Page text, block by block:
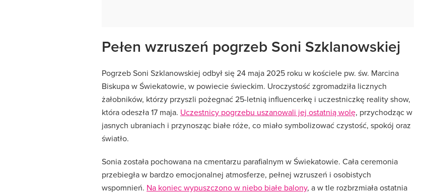
Pełen wzruszeń pogrzeb Soni Szklanowskiej
Pogrzeb Soni Szklanowskiej odbył się 24 maja 2025 roku w kościele pw. św. Marcina
Biskupa w Świekatowie, w powiecie świeckim. Uroczystość zgromadziła licznych
żałobników, którzy przyszli pożegnać 25-letnią influencerkę i uczestniczkę reality show,
która odeszła 17 maja. Uczestnicy pogrzebu uszanowali jej ostatnią wolę, przychodząc w
jasnych ubraniach i przynosząc białe róże, co miało symbolizować czystość, spokój oraz
światło.
Sonia została pochowana na cmentarzu parafialnym w Świekatowie. Cała ceremonia
przebiegła w bardzo emocjonalnej atmosferze, pełnej wzruszeń i osobistych
wspomnień. Na koniec wypuszczono w niebo białe balony, a w tle rozbrzmiała ostatnia